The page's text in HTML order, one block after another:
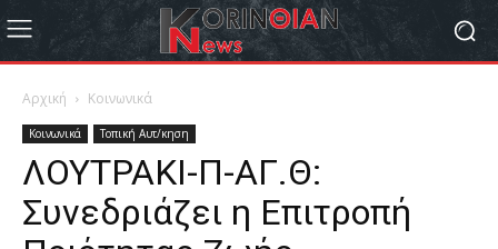
Αρχική Κοινωνικά
Κοινωνικά Τοπική Αυτ/κηση
ΛΟΥΤΡΑΚΙ-Π-ΑΓ.Θ:
Συνεδριάζει η Επιτροπή